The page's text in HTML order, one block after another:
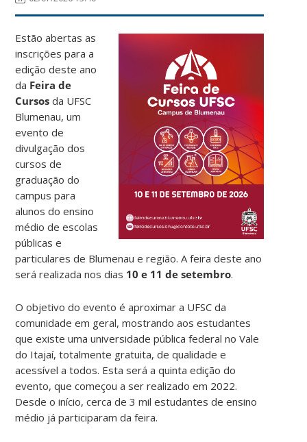
Estão abertas as
inscrições para a
edição deste ano
da Feira de
Cursos da UFSC
Blumenau, um
evento de
divulgação dos
cursos de
graduação do
campus para
alunos do ensino
médio de escolas
públicas e
particulares de Blumenau e região. A feira deste ano
será realizada nos dias 10 e 11 de setembro.
O objetivo do evento é aproximar a UFSC da
comunidade em geral, mostrando aos estudantes
que existe uma universidade pública federal no Vale
do Itajaí, totalmente gratuita, de qualidade e
acessível a todos. Esta será a quinta edição do
evento, que começou a ser realizado em 2022.
Desde o início, cerca de 3 mil estudantes de ensino
médio já participaram da feira.